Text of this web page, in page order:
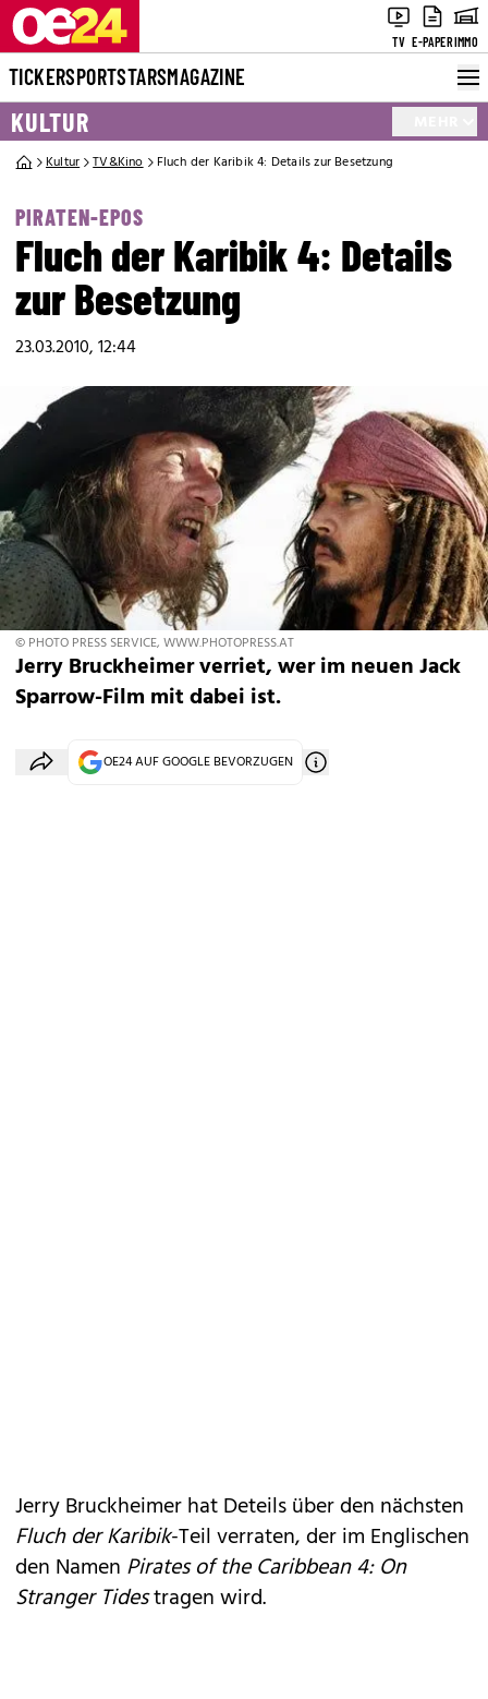
TV E-PAPERIMMO
TICKERSPORTSTARSMAGAZINE
KULTUR
Kultur TV&Kino Fluch der Karibik 4: Details zur Besetzung
PIRATEN-EPOS
Fluch der Karibik 4: Details
zur Besetzung
23.03.2010, 12:44
© PHOTO PRESS SERVICE, WWW.PHOTOPRESS.AT
Jerry Bruckheimer verriet, wer im neuen Jack
Sparrow-Film mit dabei ist.
OE24 AUF GOOGLE BEVORZUGEN
Jerry Bruckheimer hat Deteils über den nächsten
Fluch der Karibik-Teil verraten, der im Englischen
den Namen Pirates of the Caribbean 4: On
Stranger Tidestragen wird.